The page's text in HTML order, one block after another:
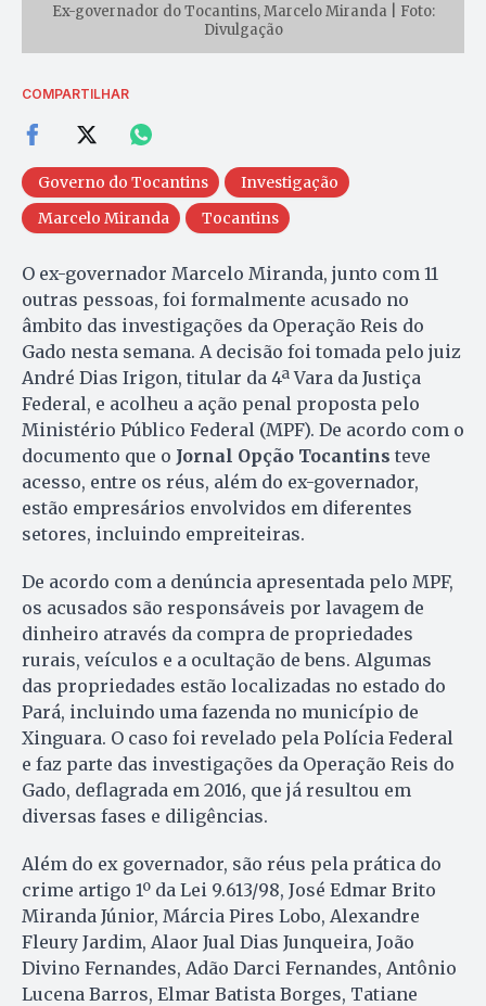
Ex-governador do Tocantins, Marcelo Miranda | Foto:
Divulgação
COMPARTILHAR
Governo do Tocantins
Investigação
Marcelo Miranda
Tocantins
O ex-governador Marcelo Miranda, junto com 11
outras pessoas, foi formalmente acusado no
âmbito das investigações da Operação Reis do
Gado nesta semana. A decisão foi tomada pelo juiz
André Dias Irigon, titular da 4ª Vara da Justiça
Federal, e acolheu a ação penal proposta pelo
Ministério Público Federal (MPF). De acordo com o
documento que o Jornal Opção Tocantins teve
acesso, entre os réus, além do ex-governador,
estão empresários envolvidos em diferentes
setores, incluindo empreiteiras.
De acordo com a denúncia apresentada pelo MPF,
os acusados são responsáveis por lavagem de
dinheiro através da compra de propriedades
rurais, veículos e a ocultação de bens. Algumas
das propriedades estão localizadas no estado do
Pará, incluindo uma fazenda no município de
Xinguara. O caso foi revelado pela Polícia Federal
e faz parte das investigações da Operação Reis do
Gado, deflagrada em 2016, que já resultou em
diversas fases e diligências.
Além do ex governador, são réus pela prática do
crime artigo 1º da Lei 9.613/98, José Edmar Brito
Miranda Júnior, Márcia Pires Lobo, Alexandre
Fleury Jardim, Alaor Jual Dias Junqueira, João
Divino Fernandes, Adão Darci Fernandes, Antônio
Lucena Barros, Elmar Batista Borges, Tatiane